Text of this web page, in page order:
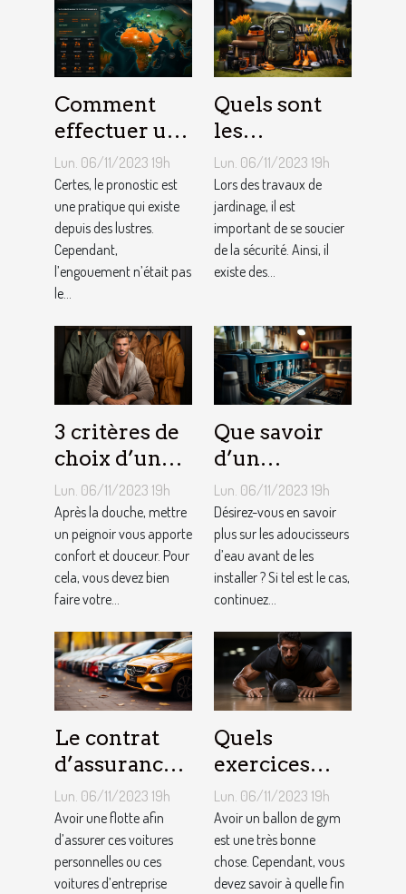
Comment
effectuer un
pronostic en
ligne ?
Lun. 06/11/2023 19h
Certes, le pronostic est
une pratique qui existe
depuis des lustres.
Cependant,
l’engouement n’était pas
le...
Quels sont
les
équipements
pour le
jardinage ?
Lun. 06/11/2023 19h
Lors des travaux de
jardinage, il est
important de se soucier
de la sécurité. Ainsi, il
existe des...
3 critères de
choix d’un
peignoir de
bain pour
homme ?
Lun. 06/11/2023 19h
Après la douche, mettre
un peignoir vous apporte
confort et douceur. Pour
cela, vous devez bien
faire votre...
Que savoir
d’un
adoucisseur
d’eau ?
Lun. 06/11/2023 19h
Désirez-vous en savoir
plus sur les adoucisseurs
d’eau avant de les
installer ? Si tel est le cas,
continuez...
Le contrat
d’assurance
auto par
flotte : est-il
si
bénéfique ?
Lun. 06/11/2023 19h
Avoir une flotte afin
d’assurer ces voitures
personnelles ou ces
voitures d’entreprise
Quels
exercices
pouvez-vous
faire avec un
ballon de
gym ?
Lun. 06/11/2023 19h
Avoir un ballon de gym
est une très bonne
chose. Cependant, vous
devez savoir à quelle fin